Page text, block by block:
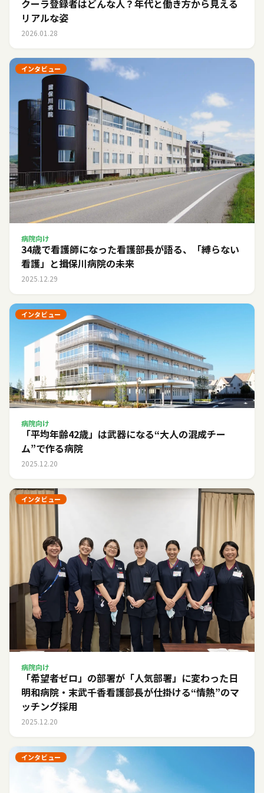
クーラ登録者はどんな人？年代と働き方から見える
リアルな姿
2026.01.28
インタビュー
病院向け
34歳で看護師になった看護部長が語る、「縛らない
看護」と揖保川病院の未来
2025.12.29
インタビュー
病院向け
「平均年齢42歳」は武器になる――“大人の混成チー
ム”で作る病院
2025.12.20
インタビュー
病院向け
「希望者ゼロ」の部署が「人気部署」に変わった日――
明和病院・末武千香看護部長が仕掛ける“情熱”のマ
ッチング採用
2025.12.20
インタビュー